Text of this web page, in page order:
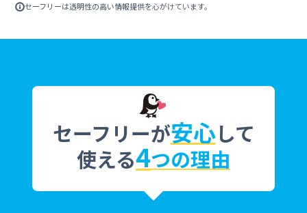
セーフリーは透明性の高い情報提供を心がけています。
セーフリーが安心して
使える4つの理由